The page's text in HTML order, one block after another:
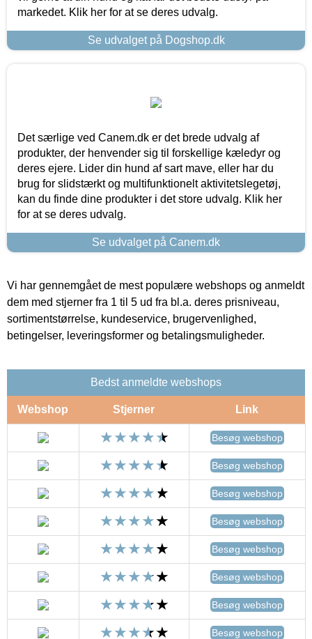
markedet. Klik her for at se deres udvalg.
Se udvalget på Dogshop.dk
Det særlige ved Canem.dk er det brede udvalg af
produkter, der henvender sig til forskellige kæledyr og
deres ejere. Lider din hund af sart mave, eller har du
brug for slidstærkt og multifunktionelt aktivitetslegetøj,
kan du finde dine produkter i det store udvalg. Klik her
for at se deres udvalg.
Se udvalget på Canem.dk
Vi har gennemgået de mest populære webshops og anmeldt
dem med stjerner fra 1 til 5 ud fra bl.a. deres prisniveau,
sortimentstørrelse, kundeservice, brugervenlighed,
betingelser, leveringsformer og betalingsmuligheder.
Bedst anmeldte webshops
Webshop Stjerner Link
Besøg webshop
Besøg webshop
Besøg webshop
Besøg webshop
Besøg webshop
Besøg webshop
Besøg webshop
Besøg webshop